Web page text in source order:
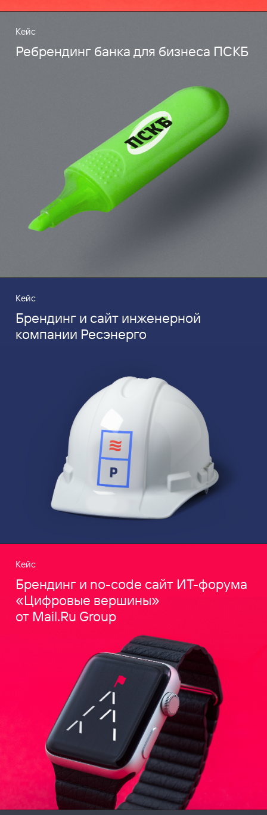
Кейс
Ребрендинг банка для бизнеса ПСКБ
Кейс
Брендинг и сайт инженерной
компании Ресэнерго
Кейс
Брендинг и no-code сайт ИТ-форума
«Цифровые вершины»
от Mail.Ru Group